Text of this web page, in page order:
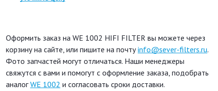
Оформить заказ на WE 1002 HIFI FILTER вы можете через
корзину на сайте, или пишите на почтуinfo@sever-filters.ru.
Фото запчастей могут отличаться. Наши менеджеры
свяжутся с вами и помогут с оформление заказа, подобрать
аналогWE 1002 и согласовать сроки доставки.